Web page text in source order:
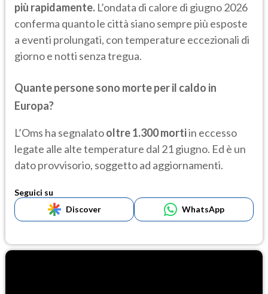
più rapidamente. L’ondata di calore di giugno 2026
conferma quanto le città siano sempre più esposte
a eventi prolungati, con temperature eccezionali di
giorno e notti senza tregua.
Quante persone sono morte per il caldo in
Europa?
L’Oms ha segnalatooltre 1.300 mortiin eccesso
legate alle alte temperature dal 21 giugno. Ed è un
dato provvisorio, soggetto ad aggiornamenti.
Seguici su
Discover
WhatsApp